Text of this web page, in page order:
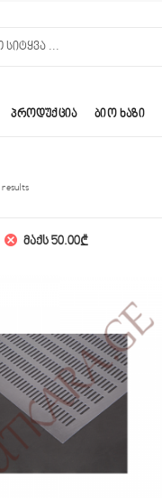
ᲞᲠᲝᲓᲣᲥᲪᲘᲐ ᲑᲘᲝ ᲮᲐᲖᲘ
მაქს 50.00₾